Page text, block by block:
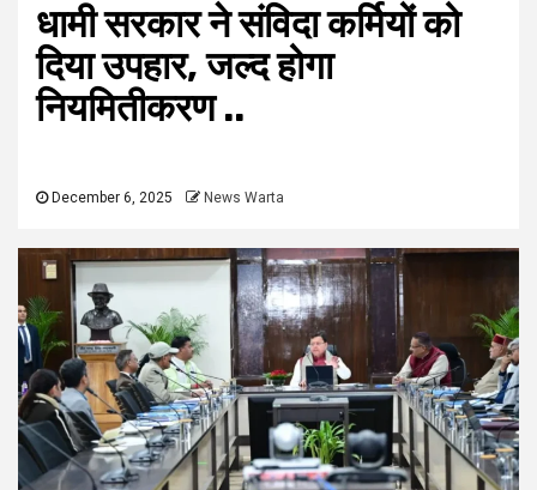
धामी सरकार ने संविदा कर्मियों को
दिया उपहार, जल्द होगा
नियमितीकरण ..
December 6, 2025 News Warta